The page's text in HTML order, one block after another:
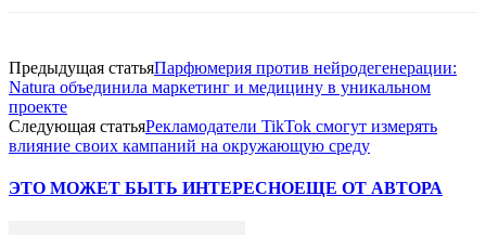
Предыдущая статьяПарфюмерия против нейродегенерации:
Natura объединила маркетинг и медицину в уникальном
проекте
Следующая статьяРекламодатели TikTok смогут измерять
влияние своих кампаний на окружающую среду
ЭТО МОЖЕТ БЫТЬ ИНТЕРЕСНОЕЩЕ ОТ АВТОРА